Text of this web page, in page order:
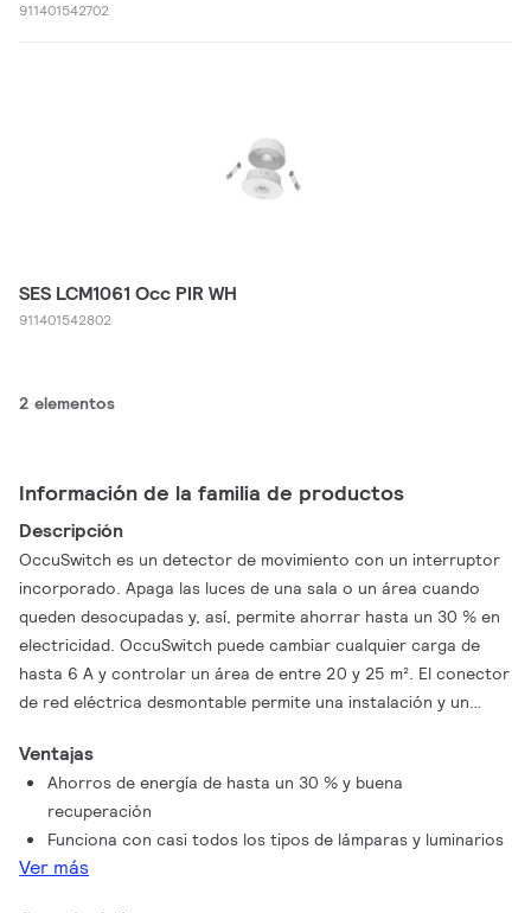
911401542702
SES LCM1061 Occ PIR WH
911401542802
2 elementos
Información de la familia de productos
Descripción
OccuSwitch es un detector de movimiento con un interruptor
incorporado. Apaga las luces de una sala o un área cuando
queden desocupadas y, así, permite ahorrar hasta un 30 % en
electricidad. OccuSwitch puede cambiar cualquier carga de
hasta 6 A y controlar un área de entre 20 y 25 m². El conector
de red eléctrica desmontable permite una instalación y un
Ventajas
Ahorros de energía de hasta un 30 % y buena
recuperación
Funciona con casi todos los tipos de lámparas y luminarios
Ver más